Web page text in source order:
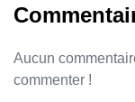
Aucun
commenter !